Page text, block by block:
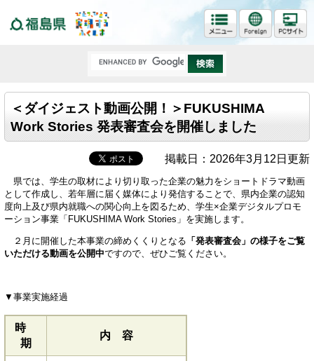
＜ダイジェスト動画公開！＞FUKUSHIMA
Work Stories 発表審査会を開催しました
掲載日：2026年3月12日更新
県では、学生の取材により切り取った企業の魅力をショートドラマ動画
として作成し、若年層に届く媒体により発信することで、県内企業の認知
度向上及び県内就職への関心向上を図るため、学生×企業デジタルプロモ
ーション事業「FUKUSHIMA Work Stories」を実施します。
２月に開催した本事業の締めくくりとなる 「発表審査会」の様子をご覧
いただける動画を公開中ですので、ぜひご覧ください。
▼事業実施経過
時
期
内 容